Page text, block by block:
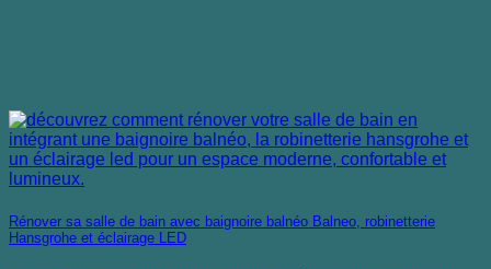
Rénover sa salle de bain avec baignoire balnéo Balneo, robinetterie
Hansgrohe et éclairage LED